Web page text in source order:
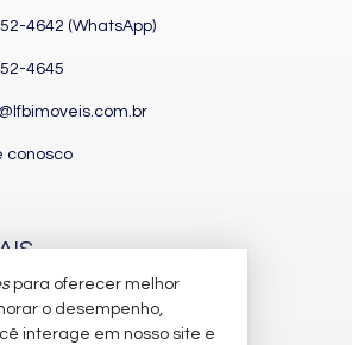
4642 (WhatsApp)
4645
conosco
newsletter
financeiros
para oferecer melhor
o desempenho,
interage em nosso site e